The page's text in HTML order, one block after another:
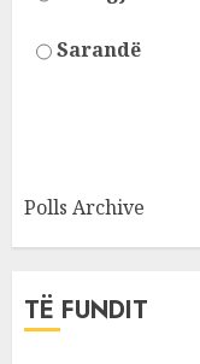
Sarandë
Polls Archive
TË FUNDIT